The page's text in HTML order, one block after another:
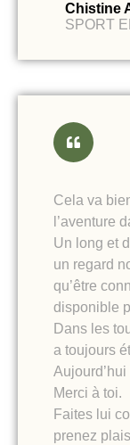
Chistine
SPORT
Cela va
l’aventure
Un long et
un regard
qu’être
disponible
Dans les
a toujours
Merci à toi.
Faites lui
prenez